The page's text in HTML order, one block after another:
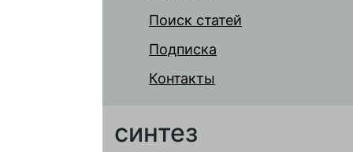
Поиск статей
Подписка
Контакты
синтез